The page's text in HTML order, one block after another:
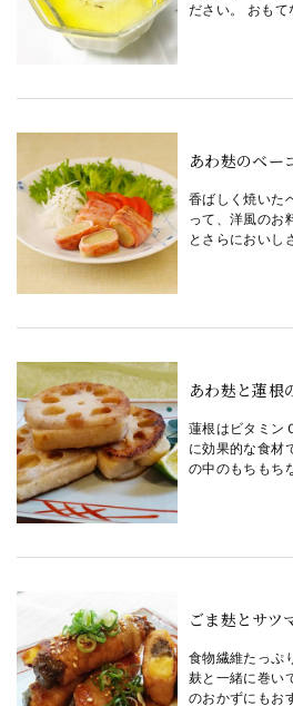
ださい。 おもて
あわ麸のベー
香ばしく焼いた
って、洋風のお
とさらにおいし
あわ麸と蓮根
蓮根はビタミン
に効果的な食材
の中のもちもち
ごま麸とサツ
食物繊維たっぷ
麸と一緒に巻い
のおかずにもお